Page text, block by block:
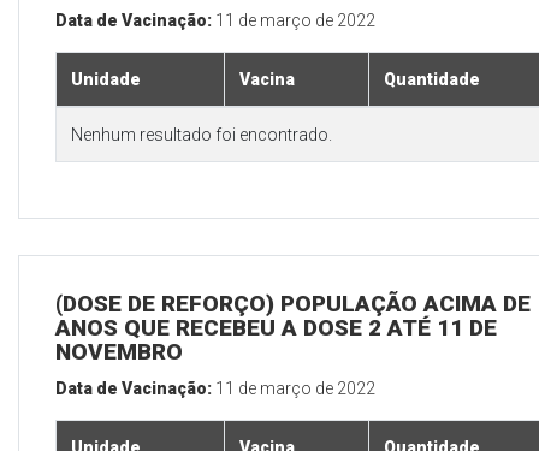
Data de Vacinação: 11 de março de 2022
Unidade Vacina Quantidade
Nenhum resultado foi encontrado.
(DOSE DE REFORÇO) POPULAÇÃO ACIMA DE
ANOS QUE RECEBEU A DOSE 2 ATÉ 11 DE
NOVEMBRO
Data de Vacinação: 11 de março de 2022